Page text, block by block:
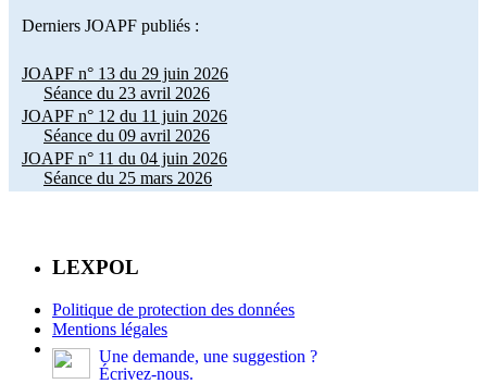
Derniers JOAPF publiés :
JOAPF n° 13 du 29 juin 2026
Séance du 23 avril 2026
JOAPF n° 12 du 11 juin 2026
Séance du 09 avril 2026
JOAPF n° 11 du 04 juin 2026
Séance du 25 mars 2026
LEXPOL
Politique de protection des données
Mentions légales
Une demande, une suggestion ?
Écrivez-nous.